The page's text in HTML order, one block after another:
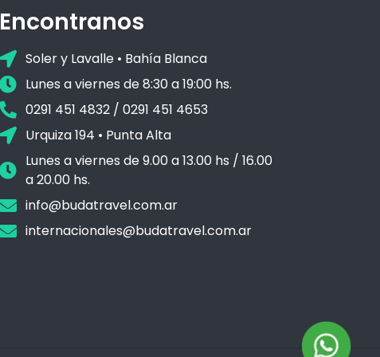
Encontranos
Soler y Lavalle • Bahía Blanca
Lunes a viernes de 8:30 a 19:00 hs.
0291 451 4832 / 0291 451 4653
Urquiza 194 • Punta Alta
Lunes a viernes de 9.00 a 13.00 hs / 16.00
a 20.00 hs.
info@budatravel.com.ar
internacionales@budatravel.com.ar